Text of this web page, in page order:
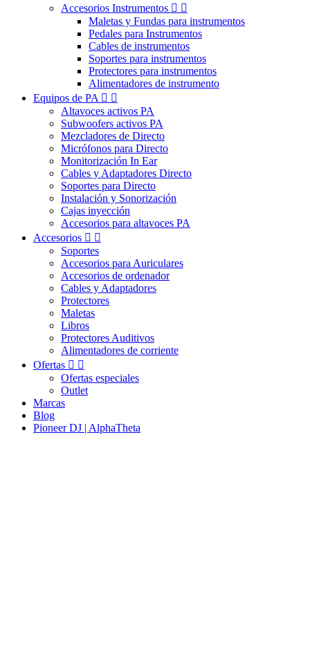
Accesorios Instrumentos  
Maletas y Fundas para instrumentos
Pedales para Instrumentos
Cables de instrumentos
Soportes para instrumentos
Protectores para instrumentos
Alimentadores de instrumento
Equipos de PA  
Altavoces activos PA
Subwoofers activos PA
Mezcladores de Directo
Micrófonos para Directo
Monitorización In Ear
Cables y Adaptadores Directo
Soportes para Directo
Instalación y Sonorización
Cajas inyección
Accesorios para altavoces PA
Accesorios  
Soportes
Accesorios para Auriculares
Accesorios de ordenador
Cables y Adaptadores
Protectores
Maletas
Libros
Protectores Auditivos
Alimentadores de corriente
Ofertas  
Ofertas especiales
Outlet
Marcas
Blog
Pioneer DJ | AlphaTheta